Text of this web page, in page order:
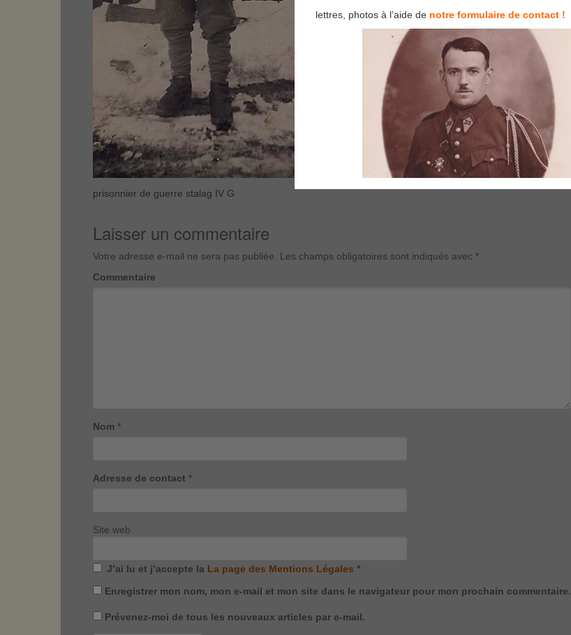
prisonnier de guerre stalag IV G
Laisser un commentaire
Votre adresse e-mail ne sera pas publiée. Les champs obligatoires sont indiqués avec *
Commentaire
Nom *
Adresse de contact *
Site web
J’ai lu et j’accepte la La page des Mentions Légales *
Enregistrer mon nom, mon e-mail et mon site dans le navigateur pour mon prochain commentaire.
Prévenez-moi de tous les nouveaux articles par e-mail.
lettres, photos à l’aide de notre formulaire de contact !